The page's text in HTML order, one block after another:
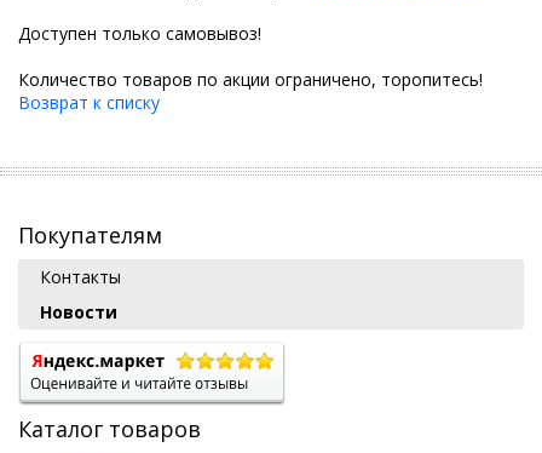
Доступен только самовывоз!
Количество товаров по акции ограничено, торопитесь!
Возврат к списку
Покупателям
Контакты
Новости
Каталог товаров